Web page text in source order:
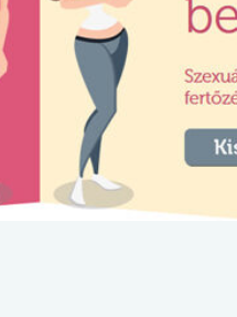
#Suli, munka
Angol középfokú
nyelvvizsga teszt -
No.42